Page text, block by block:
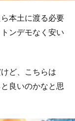
本土に渡る必要
ンデモなく安い
ど、こちらは
良いのかなと思